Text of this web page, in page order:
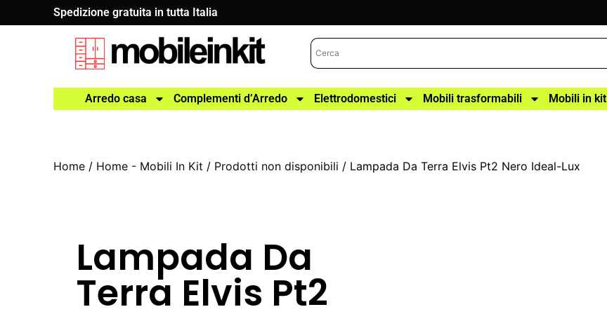
Spedizione gratuita in tutta Italia
Arredo casa Complementi d’Arredo Elettrodomestici Mobili trasformabili Mobili in kit
Home / Home - Mobili In Kit / Prodotti non disponibili / Lampada Da Terra Elvis Pt2 Nero Ideal-Lux
Lampada Da
Terra Elvis Pt2